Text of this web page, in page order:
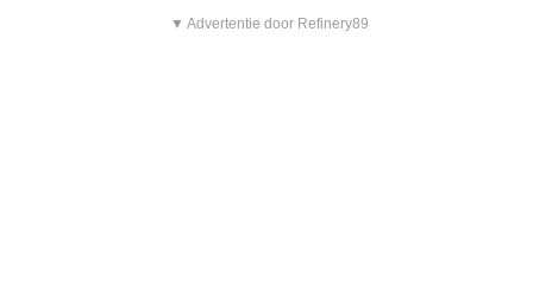
▼ Advertentie door Refinery89